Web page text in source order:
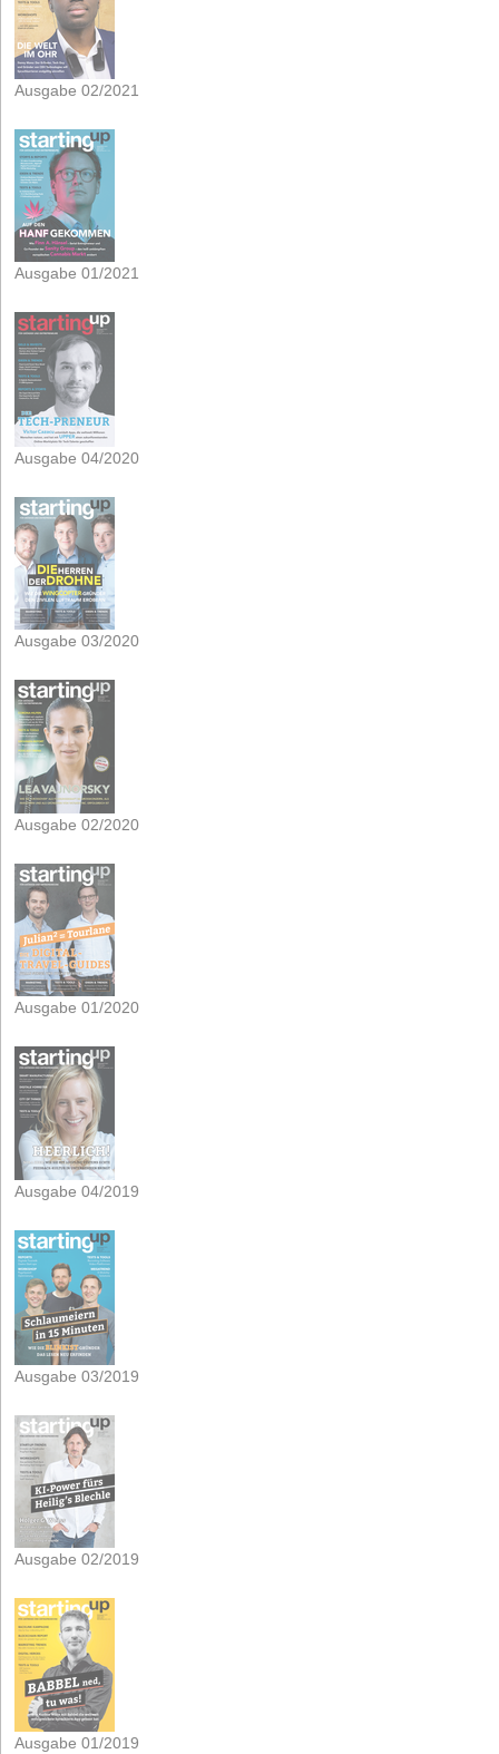
Ausgabe 02/2021
Ausgabe 01/2021
Ausgabe 04/2020
Ausgabe 03/2020
Ausgabe 02/2020
Ausgabe 01/2020
Ausgabe 04/2019
Ausgabe 03/2019
Ausgabe 02/2019
Ausgabe 01/2019